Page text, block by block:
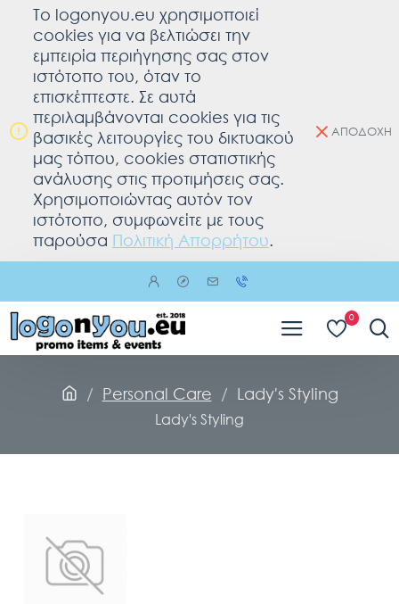
To logonyou.eu χρησιμοποιεί
cookies για να βελτιώσει την
εμπειρία περιήγησης σας στον
ιστότοπο του, όταν το
επισκέπτεστε. Σε αυτά
περιλαμβάνονται cookies για τις
βασικές λειτουργίες του δικτυακού
μας τόπου, cookies στατιστικής
ανάλυσης στις προτιμήσεις σας.
Χρησιμοποιώντας αυτόν τον
ιστότοπο, συμφωνείτε με τους
παρούσα Πολιτική Απορρήτου.
ΑΠΟΔΟΧΗ
0
Personal Care Lady's Styling
Lady's Styling